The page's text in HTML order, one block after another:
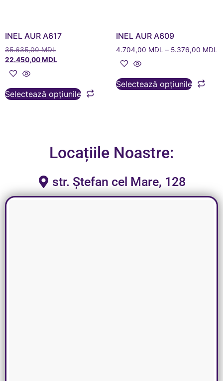
INEL AUR A617
35.635,00MDL
22.450,00MDL
Selectează opțiunile
INEL AUR A609
4.704,00 MDL – 5.376,00 MDL
Selectează opțiunile
Locațiile Noastre:
str. Ștefan cel Mare, 128